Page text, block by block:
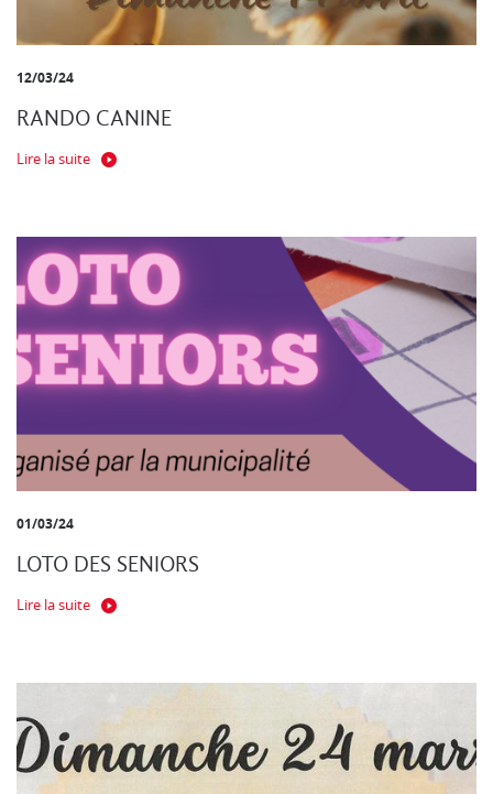
12/03/24
RANDO CANINE
Lire la suite
01/03/24
LOTO DES SENIORS
Lire la suite